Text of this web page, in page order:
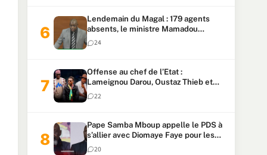
Lendemain du Magal : 179 agents
absents, le ministre Mamadou
Lamine Dianté exige des explications
24
Offense au chef de l’Etat :
Lameignou Darou, Oustaz Thieb et
Ndiaye Touba lourdement
condamnés
22
Pape Samba Mboup appelle le PDS à
s’allier avec Diomaye Faye pour les
locales et tacle Sonko
20